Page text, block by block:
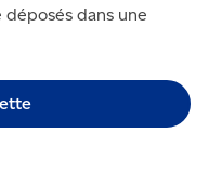
dans une